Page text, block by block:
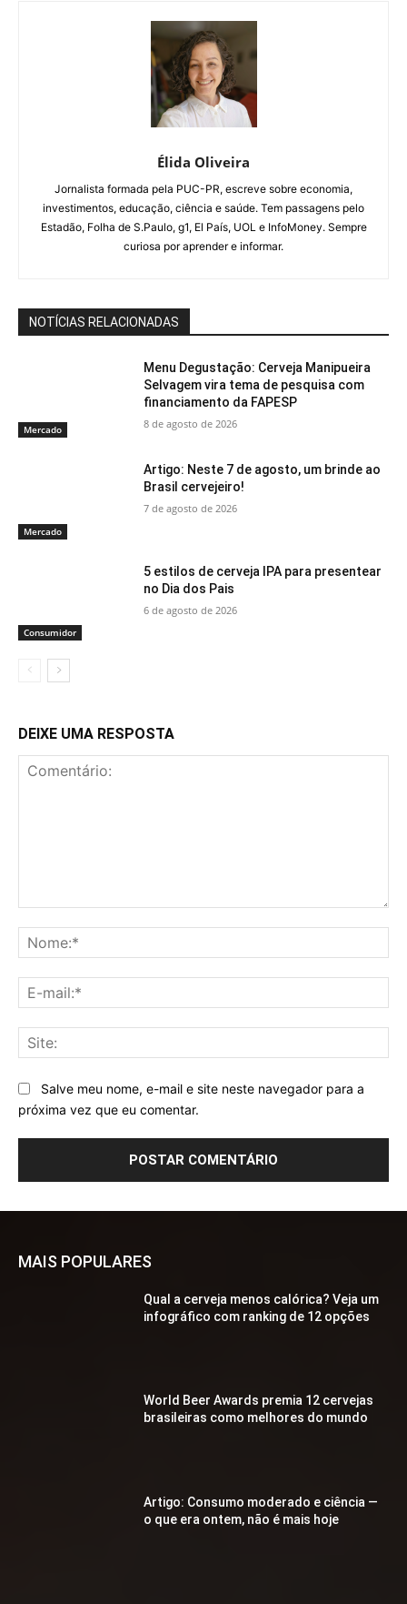
Élida Oliveira
Jornalista formada pela PUC-PR, escreve sobre economia,
investimentos, educação, ciência e saúde. Tem passagens pelo
Estadão, Folha de S.Paulo, g1, El País, UOL e InfoMoney. Sempre
curiosa por aprender e informar.
NOTÍCIAS RELACIONADAS
Mercado
Menu Degustação: Cerveja Manipueira
Selvagem vira tema de pesquisa com
financiamento da FAPESP
8 de agosto de 2026
Mercado
Artigo: Neste 7 de agosto, um brinde ao
Brasil cervejeiro!
7 de agosto de 2026
Consumidor
5 estilos de cerveja IPA para presentear
no Dia dos Pais
6 de agosto de 2026
DEIXE UMA RESPOSTA
Salve meu nome, e-mail e site neste navegador para a
próxima vez que eu comentar.
MAIS POPULARES
Qual a cerveja menos calórica? Veja um
infográfico com ranking de 12 opções
World Beer Awards premia 12 cervejas
brasileiras como melhores do mundo
Artigo: Consumo moderado e ciência —
o que era ontem, não é mais hoje